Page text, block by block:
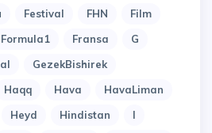
Festival FHN
Film
Formula1 Fransa
G
GezekBishirek
Haqq Hava
HavaLiman
Heyd Hindistan
I